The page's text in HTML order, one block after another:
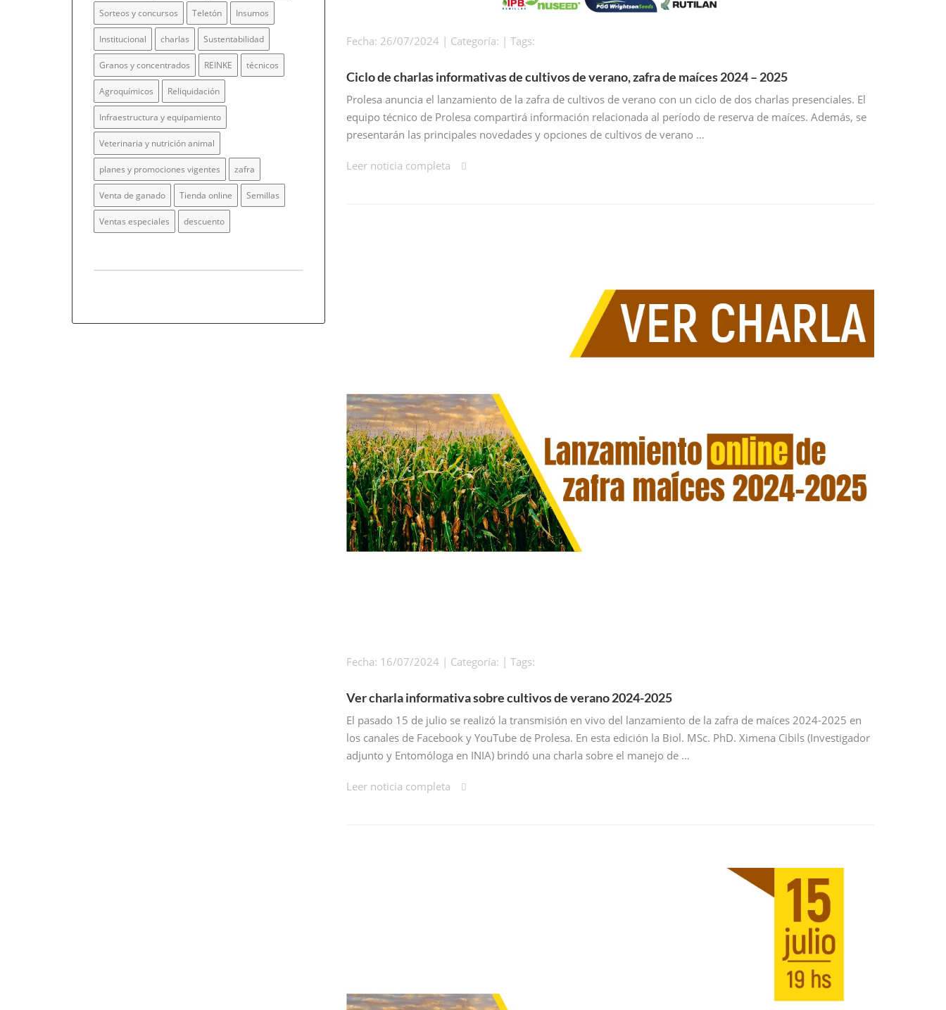
Sorteos y concursos Teletón Insumos
Institucional charlas Sustentabilidad
Granos y concentrados REINKE técnicos
Agroquímicos Reliquidación
Infraestructura y equipamiento
Veterinaria y nutrición animal
planes y promociones vigentes zafra
Venta de ganado Tienda online Semillas
Ventas especiales descuento
Fecha: 26/07/2024 | Categoría: | Tags:
Ciclo de charlas informativas de cultivos de verano, zafra de maíces 2024 – 2025
Prolesa anuncia el lanzamiento de la zafra de cultivos de verano con un ciclo de dos charlas presenciales. El
equipo técnico de Prolesa compartirá información relacionada al período de reserva de maíces. Además, se
presentarán las principales novedades y opciones de cultivos de verano …
Leer noticia completa
Fecha: 16/07/2024 | Categoría: | Tags:
Ver charla informativa sobre cultivos de verano 2024-2025
El pasado 15 de julio se realizó la transmisión en vivo del lanzamiento de la zafra de maíces 2024-2025 en
los canales de Facebook y YouTube de Prolesa. En esta edición la Biol. MSc. PhD. Ximena Cibils (Investigador
adjunto y Entomóloga en INIA) brindó una charla sobre el manejo de …
Leer noticia completa